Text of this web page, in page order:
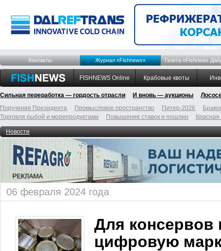
Контакты Журнал «Fishnews» Газета «Fishnews
FISHNEWS Online Крабовые квоты
Сильная переработка — гордость отрасли И вновь — аукционы
Поручения Президента
Промысловое пространство Питер-2026
Торговля рыбой и морепродуктами
Повышение ставок и пошлин
Новости
06 февраля 2024 года
Для консервов
цифровую